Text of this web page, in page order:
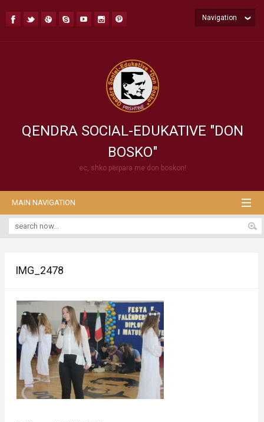
QENDRA SOCIAL-EDUKATIVE "DON
BOSKO"
ec, shko përpara me don boskon!
Navigation
MAIN NAVIGATION
IMG_2478